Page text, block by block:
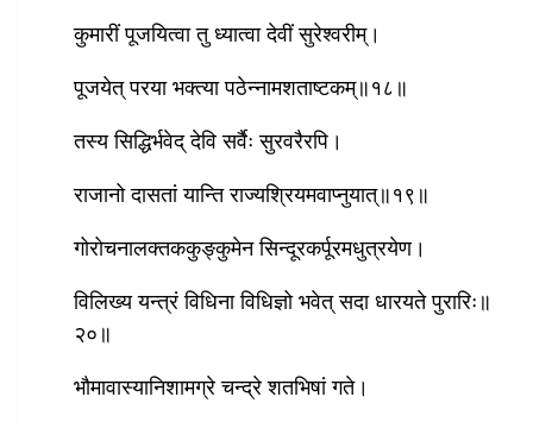
कुमारीं पूजयित्वा तु ध्यात्वा देवीं सुरेश्‍वरीम्।
पूजयेत् परया भक्त्या पठेन्नामशताष्टकम्॥१८॥
तस्य सिद्धिर्भवेद् देवि सर्वैः सुरवरैरपि।
राजानो दासतां यान्ति राज्यश्रियमवाप्नुयात्॥१९॥
गोरोचनालक्तककुङ्कुमेन सिन्दूरकर्पूरमधुत्रयेण।
विलिख्य यन्त्रं विधिना विधिज्ञो भवेत् सदा धारयते पुरारिः॥
२०॥
भौमावास्यानिशामग्रे चन्द्रे शतभिषां गते।